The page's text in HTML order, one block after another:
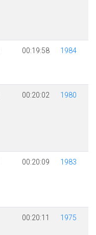
00:19:58 1984
00:20:02 1980
00:20:09 1983
00:20:11 1975